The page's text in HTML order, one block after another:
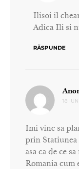
Ilisoi il
Adica Ili si
RĂSPUNDE
18
Imi vine sa
prin Statiunea
asa ca de ce
Romania cum